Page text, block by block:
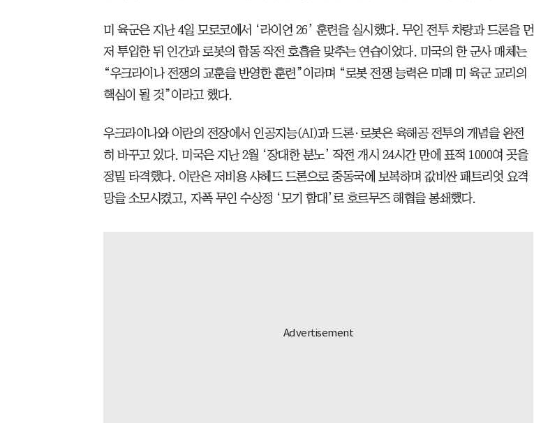
미 육군은 지난 4일 모로코에서 ‘라이언 26’ 훈련을 실시했다. 무인 전투 차량과 드론을 먼
저 투입한 뒤 인간과 로봇의 합동 작전 호흡을 맞추는 연습이었다. 미국의 한 군사 매체는
“우크라이나 전쟁의 교훈을 반영한 훈련”이라며 “로봇 전쟁 능력은 미래 미 육군 교리의
핵심이 될 것”이라고 했다.
우크라이나와 이란의 전장에서 인공지능(AI)과 드론·로봇은 육해공 전투의 개념을 완전
히 바꾸고 있다. 미국은 지난 2월 ‘장대한 분노’ 작전 개시 24시간 만에 표적 1000여 곳을
정밀 타격했다. 이란은 저비용 샤헤드 드론으로 중동국에 보복하며 값비싼 패트리엇 요격
망을 소모시켰고, 자폭 무인 수상정 ‘모기 함대’로 호르무즈 해협을 봉쇄했다.